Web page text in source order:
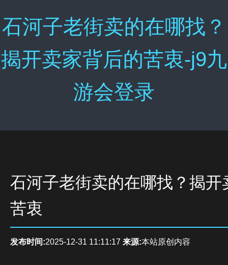
石河子老街卖的在哪找？
揭开卖家背后的苦衷-j9九
游会登录
石河子老街卖的在哪找？揭开
苦衷
发布时间:2025-12-31 11:11:17 来源:本站原创内容